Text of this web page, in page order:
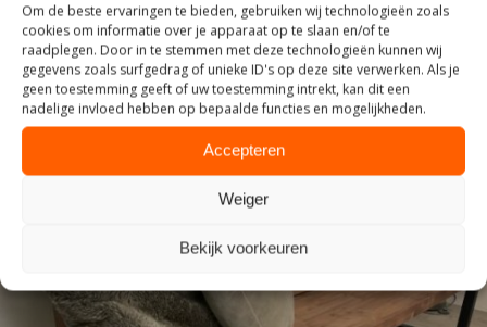
Om de beste ervaringen te bieden, gebruiken wij technologieën zoals
cookies om informatie over je apparaat op te slaan en/of te
raadplegen. Door in te stemmen met deze technologieën kunnen wij
gegevens zoals surfgedrag of unieke ID's op deze site verwerken. Als je
geen toestemming geeft of uw toestemming intrekt, kan dit een
nadelige invloed hebben op bepaalde functies en mogelijkheden.
Accepteren
Weiger
Bekijk voorkeuren